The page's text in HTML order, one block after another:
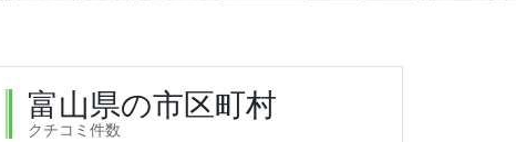
富山県の市区町村
クチコミ件数